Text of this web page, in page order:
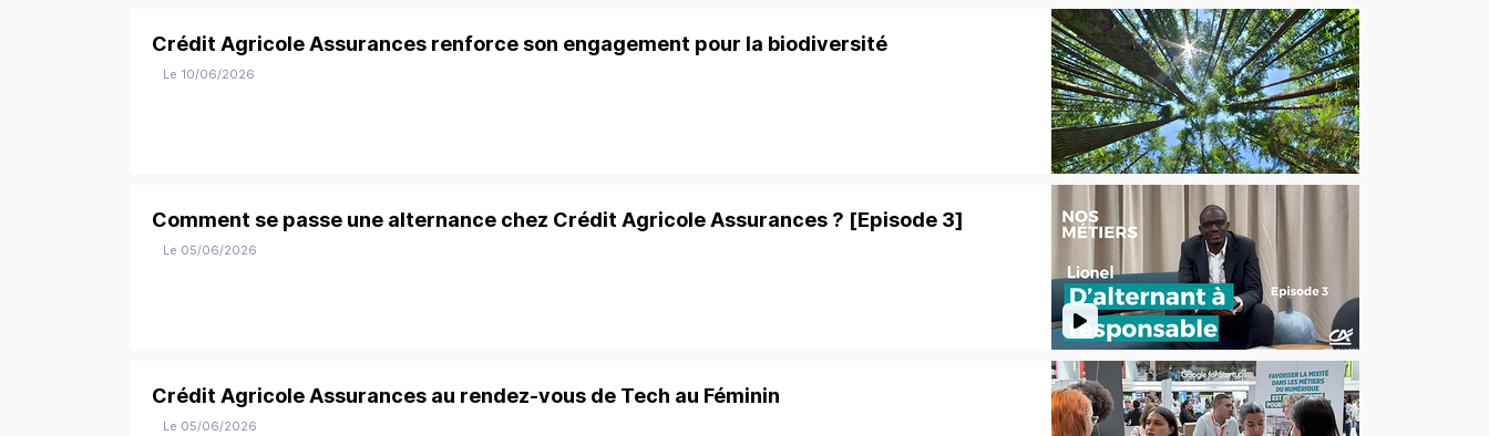
Crédit Agricole Assurances renforce son engagement pour la biodiversité
Le 10/06/2026
Comment se passe une alternance chez Crédit Agricole Assurances ? [Episode 3]
Le 05/06/2026
Crédit Agricole Assurances au rendez-vous de Tech au Féminin
Le 05/06/2026